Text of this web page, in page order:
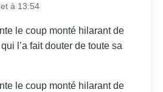
à 13:54
le coup monté hilarant de
l’a fait douter de toute sa
le coup monté hilarant de